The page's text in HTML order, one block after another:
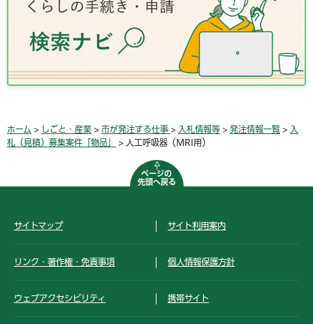
ホーム > しごと・産業 > 市が発注する仕事 > 入札情報等 > 発注情報一覧 > 入
札（見積）募集案件「物品」
> 人工呼吸器（MRI用）
ページの
先頭へ戻る
サイトマップ サイト利用案内
リンク・著作権・免責事項 個人情報保護方針
ウェブアクセシビリティ 携帯サイト